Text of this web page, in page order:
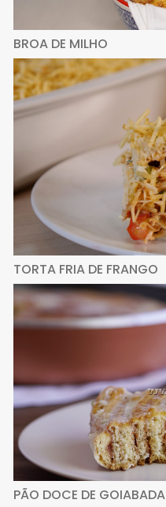
BROA DE MILHO
TORTA FRIA DE FRANGO
PÃO DOCE DE GOIABADA